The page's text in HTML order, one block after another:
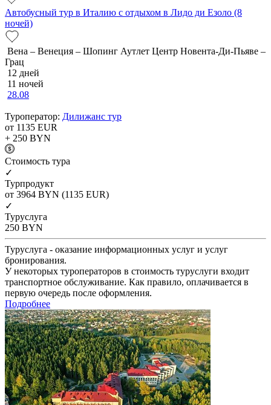
Автобусный тур в Италию с отдыхом в Лидо ди Езоло (8
ночей)
Вена – Венеция – Шопинг Аутлет Центр Новента-Ди-Пьяве –
Грац
12 дней
11 ночей
28.08
Туроператор: Дилижанс тур
от 1135 EUR
+ 250 BYN
Cтоимость тура
✓
Турпродукт
от 3964 BYN (1135 EUR)
✓
Туруслуга
250 BYN
Туруслуга - оказание информационных услуг и услуг
бронирования.
У некоторых туроператоров в стоимость туруслуги входит
транспортное обслуживание. Как правило, оплачивается в
первую очередь после оформления.
Подробнее